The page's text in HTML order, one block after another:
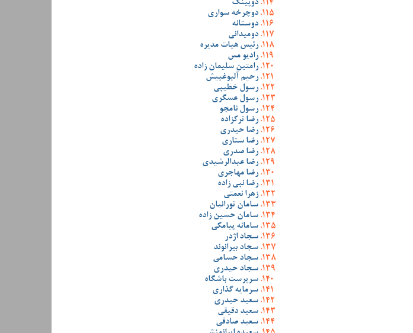
دوپینگ
دوچرخه سواری
دوستانه
دومیدانی
رئیس هیات مدیره
رادیو مس
رامتین سلیمان زاده
رحیم آلبوغبیش
رسول خطیبی
رسول عسگری
رسول نامجو
رضا ترکزاده
رضا حیدری
رضا ستاری
رضا صدری
رضا عبدالرشیدی
رضا مهاجری
رضا نبی زاده
زهرا نعمتی
سامان تورانیان
سامان حسین زاده
سامانه پیامکی
سجاد اژدر
سجاد بیرانوند
سجاد حسامی
سجاد حیدری
سرپرست باشگاه
سرمایه گذاری
سعید حیدری
سعید دقیقی
سعید صادقی